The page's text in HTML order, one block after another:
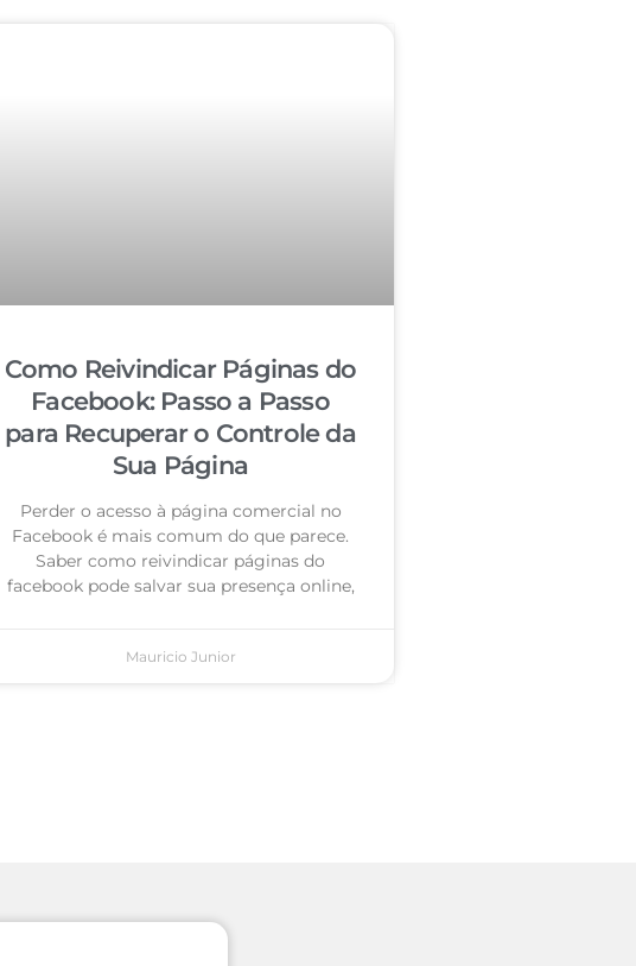
Como Reivindicar Páginas do
Facebook: Passo a Passo
para Recuperar o Controle da
Sua Página
Perder o acesso à página comercial no
Facebook é mais comum do que parece.
Saber como reivindicar páginas do
facebook pode salvar sua presença online,
Mauricio Junior